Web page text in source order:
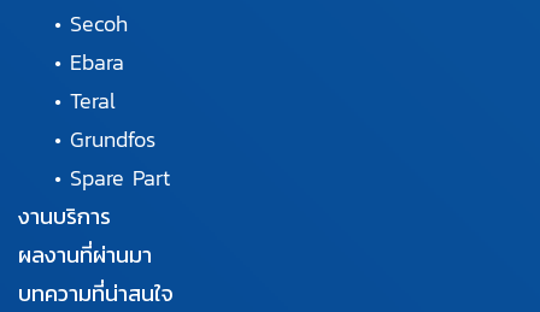
• Secoh
• Ebara
• Teral
• Grundfos
• Spare Part
งานบริการ
ผลงานที่ผ่านมา
บทความที่น่าสนใจ